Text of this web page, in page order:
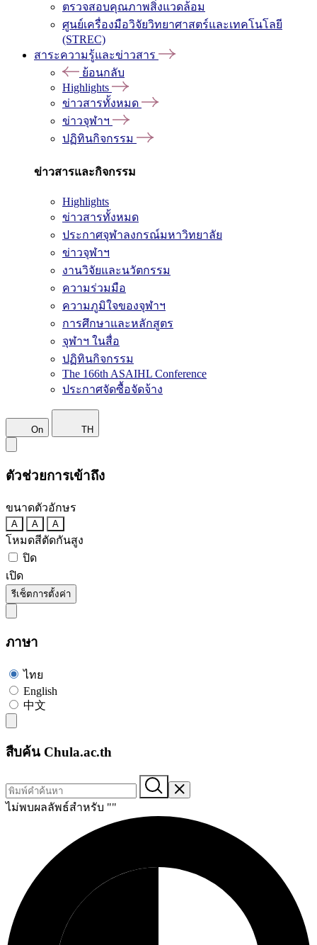
ตรวจสอบคุณภาพสิ่งแวดล้อม
ศูนย์เครื่องมือวิจัยวิทยาศาสตร์และเทคโนโลยี
(STREC)
สาระความรู้และข่าวสาร
ย้อนกลับ
Highlights
ข่าวสารทั้งหมด
ข่าวจุฬาฯ
ปฏิทินกิจกรรม
ข่าวสารและกิจกรรม
Highlights
ข่าวสารทั้งหมด
ประกาศจุฬาลงกรณ์มหาวิทยาลัย
ข่าวจุฬาฯ
งานวิจัยและนวัตกรรม
ความร่วมมือ
ความภูมิใจของจุฬาฯ
การศึกษาและหลักสูตร
จุฬาฯ ในสื่อ
ปฏิทินกิจกรรม
The 166th ASAIHL Conference
ประกาศจัดซื้อจัดจ้าง
On TH
ตัวช่วยการเข้าถึง
ขนาดตัวอักษร
A A A
โหมดสีตัดกันสูง
ปิด
เปิด
รีเซ็ตการตั้งค่า
ภาษา
ไทย
English
中文
สืบค้น Chula.ac.th
ไม่พบผลลัพธ์สำหรับ ""